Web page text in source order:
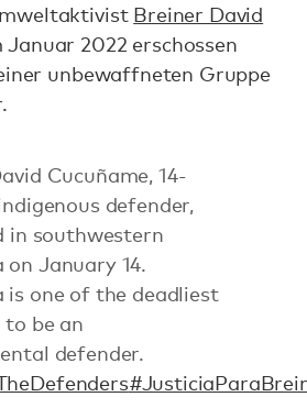
Breiner David
Januar 2022 erschossen
unbewaffneten Gruppe
Cucuñame, 14-
defender,
in southwestern
on January 14.
is one of the deadliest
be an
defender.